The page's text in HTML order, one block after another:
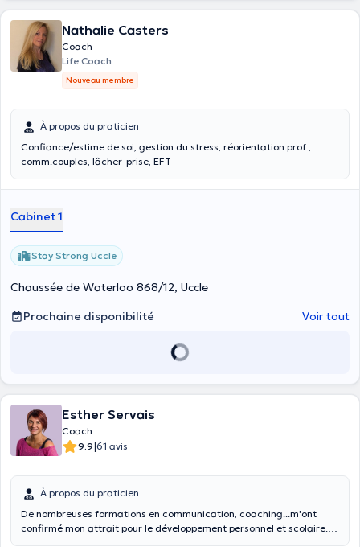
Nathalie Casters
Coach
Life Coach
Nouveau membre
À propos du praticien
Confiance/estime de soi, gestion du stress, réorientation prof.,
comm.couples, lâcher-prise, EFT
Cabinet 1
Stay Strong Uccle
Chaussée de Waterloo 868/12, Uccle
Prochaine disponibilité
Voir tout
Esther Servais
Coach
9.9|61 avis
À propos du praticien
De nombreuses formations en communication, coaching...m'ont
confirmé mon attrait pour le développement personnel et scolaire.